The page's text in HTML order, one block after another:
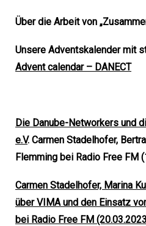
Über die Arbeit von
Unsere Adventskalender mit
Advent calendar – DANECT
Die Danube-Networkers und
e.V. Carmen Stadelhofer,
Flemming bei Radio Free FM
Carmen Stadelhofer, Marina
über VIMA und den Einsatz
bei Radio Free FM